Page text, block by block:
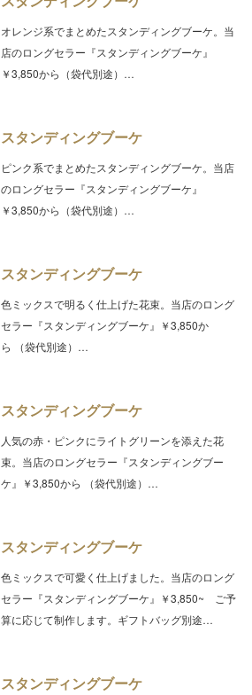
オレンジ系でまとめたスタンディングブーケ。当
店のロングセラー『スタンディングブーケ』
￥3,850から（袋代別途）…
スタンディングブーケ
ピンク系でまとめたスタンディングブーケ。当店
のロングセラー『スタンディングブーケ』
￥3,850から（袋代別途）…
スタンディングブーケ
色ミックスで明るく仕上げた花束。当店のロング
セラー『スタンディングブーケ』￥3,850か
ら （袋代別途）…
スタンディングブーケ
人気の赤・ピンクにライトグリーンを添えた花
束。当店のロングセラー『スタンディングブー
ケ』￥3,850から （袋代別途）…
スタンディングブーケ
色ミックスで可愛く仕上げました。当店のロング
セラー『スタンディングブーケ』￥3,850~ ご予
算に応じて制作します。ギフトバッグ別途…
スタンディングブーケ